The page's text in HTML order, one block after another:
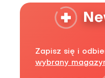
Zapisz się i
wybrany